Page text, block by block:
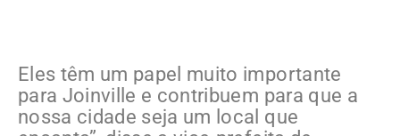
Eles têm um papel muito importante
para Joinville e contribuem para que a
nossa cidade seja um local que